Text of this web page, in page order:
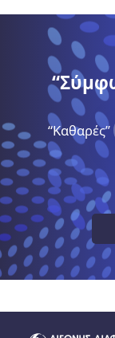
“Kαθαρές”